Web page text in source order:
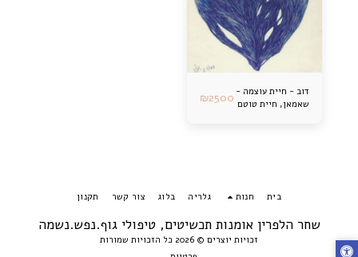
דוב - חיית עוצמה -
שאמאן, חיית טוטם
₪2500
שחר הלפרין אומנות תכשיטים, טיפולי גוף.נפש.נשמה
זכויות יוצרים © 2026 כל הזכויות שמורות
בית חנות גלריה בלוג צור קשר תקנון